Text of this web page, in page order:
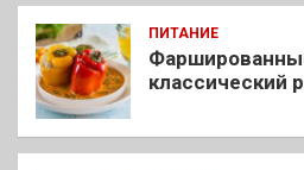
ПИТАНИЕ
классический